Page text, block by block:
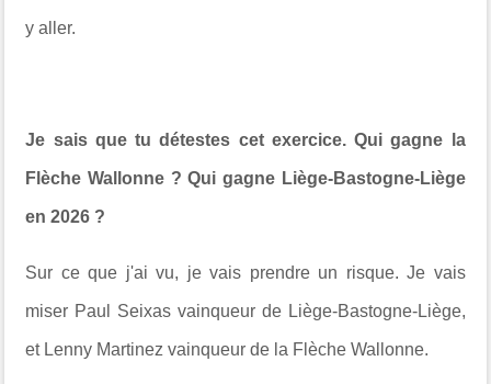
y aller.
Je sais que tu détestes cet exercice. Qui gagne la
Flèche Wallonne ? Qui gagne Liège-Bastogne-Liège
en 2026 ?
Sur ce que j'ai vu, je vais prendre un risque. Je vais
miser Paul Seixas vainqueur de Liège-Bastogne-Liège,
et Lenny Martinez vainqueur de la Flèche Wallonne.